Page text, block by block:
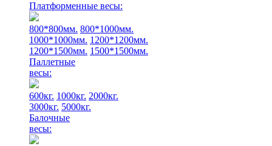
Платформенные весы:
800*800мм. 800*1000мм.
1000*1000мм. 1200*1200мм.
1200*1500мм. 1500*1500мм.
Паллетные
весы:
600кг. 1000кг. 2000кг.
3000кг. 5000кг.
Балочные
весы: